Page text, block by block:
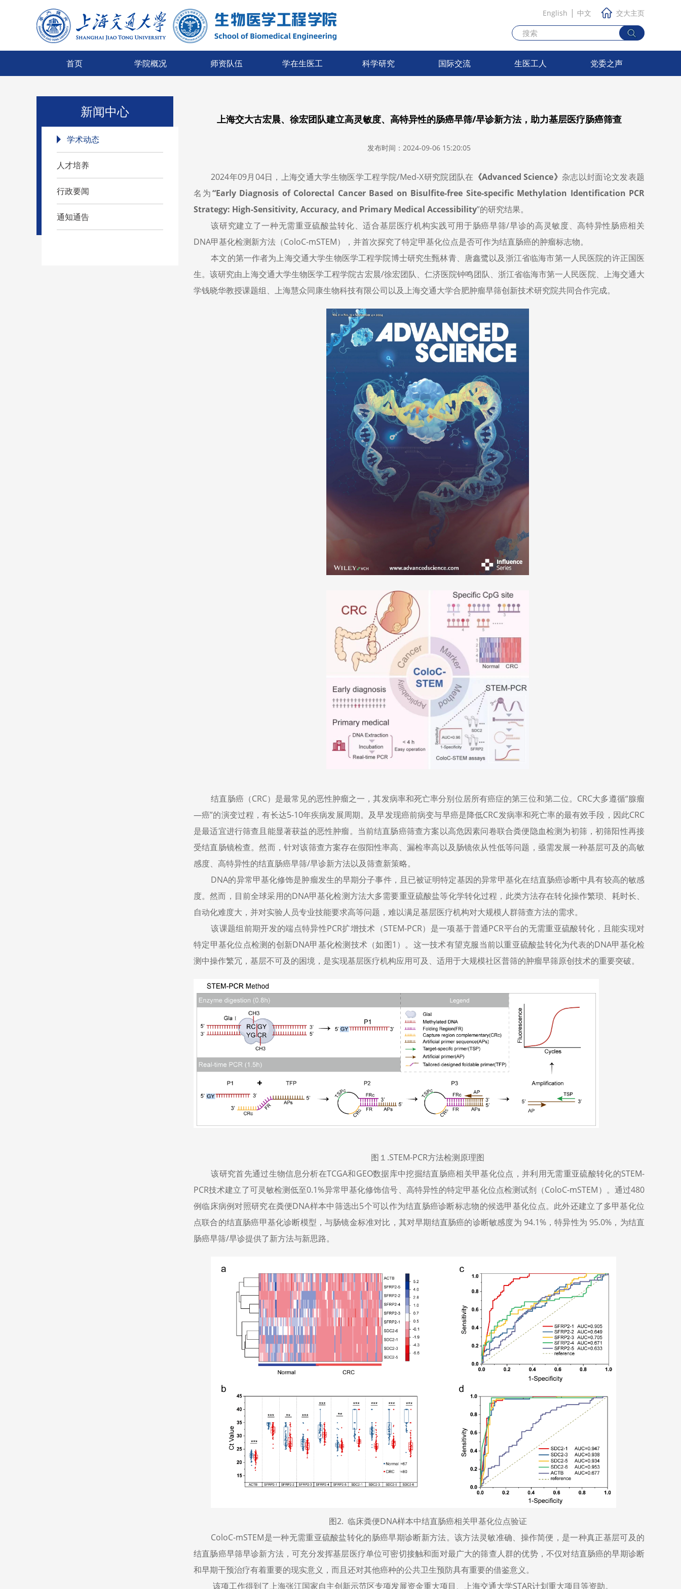
首页 学院概况 师资队伍 学在生医工 科学研究 国际交流 生医工人 党委之声
English | 中文 交大主页
新闻中心
学术动态
人才培养
行政要闻
通知通告
上海交大古宏晨、徐宏团队建立高灵敏度、高特异性的肠癌早筛/早诊新方法，助力基层医疗肠癌筛查
发布时间：2024-09-06 15:20:05
2024年09月04日，上海交通大学生物医学工程学院/Med-X研究院团队在 《Advanced Science》 杂志以封面论文发表题
名为“Early Diagnosis of Colorectal Cancer Based on Bisulfite-free Site-specific Methylation Identification PCR
Strategy: High-Sensitivity, Accuracy, and Primary Medical Accessibility”的研究结果。
该研究建立了一种无需重亚硫酸盐转化、适合基层医疗机构实践可用于肠癌早筛/早诊的高灵敏度、高特异性肠癌相关
DNA甲基化检测新方法（ColoC-mSTEM），并首次探究了特定甲基化位点是否可作为结直肠癌的肿瘤标志物。
本文的第一作者为上海交通大学生物医学工程学院博士研究生甄林青、唐鑫鹭以及浙江省临海市第一人民医院的许正国医
生。该研究由上海交通大学生物医学工程学院古宏晨/徐宏团队、仁济医院钟鸣团队、浙江省临海市第一人民医院、上海交通大
学钱晓华教授课题组、上海慧众同康生物科技有限公司以及上海交通大学合肥肿瘤早筛创新技术研究院共同合作完成。
结直肠癌（CRC）是最常见的恶性肿瘤之一，其发病率和死亡率分别位居所有癌症的第三位和第二位。CRC大多遵循“腺瘤
—癌”的演变过程，有长达5-10年疾病发展周期。及早发现癌前病变与早癌是降低CRC发病率和死亡率的最有效手段，因此CRC
是最适宜进行筛查且能显著获益的恶性肿瘤。当前结直肠癌筛查方案以高危因素问卷联合粪便隐血检测为初筛，初筛阳性再接
受结直肠镜检查。然而，针对该筛查方案存在假阳性率高、漏检率高以及肠镜依从性低等问题，亟需发展一种基层可及的高敏
感度、高特异性的结直肠癌早筛/早诊新方法以及筛查新策略。
DNA的异常甲基化修饰是肿瘤发生的早期分子事件，且已被证明特定基因的异常甲基化在结直肠癌诊断中具有较高的敏感
度。然而，目前全球采用的DNA甲基化检测方法大多需要重亚硫酸盐等化学转化过程，此类方法存在转化操作繁琐、耗时长、
自动化难度大，并对实验人员专业技能要求高等问题，难以满足基层医疗机构对大规模人群筛查方法的需求。
该课题组前期开发的端点特异性PCR扩增技术（STEM-PCR）是一项基于普通PCR平台的无需重亚硫酸转化，且能实现对
特定甲基化位点检测的创新DNA甲基化检测技术（如图1）。这一技术有望克服当前以重亚硫酸盐转化为代表的DNA甲基化检
测中操作繁冗，基层不可及的困境，是实现基层医疗机构应用可及、适用于大规模社区普筛的肿瘤早筛原创技术的重要突破。
图１.STEM-PCR方法检测原理图
该研究首先通过生物信息分析在TCGA和GEO数据库中挖掘结直肠癌相关甲基化位点，并利用无需重亚硫酸转化的STEM-
PCR技术建立了可灵敏检测低至0.1%异常甲基化修饰信号、高特异性的特定甲基化位点检测试剂（ColoC-mSTEM）。通过480
例临床病例对照研究在粪便DNA样本中筛选出5个可以作为结直肠癌诊断标志物的候选甲基化位点。此外还建立了多甲基化位
点联合的结直肠癌甲基化诊断模型，与肠镜金标准对比，其对早期结直肠癌的诊断敏感度为 94.1%，特异性为 95.0%，为结直
肠癌早筛/早诊提供了新方法与新思路。
图2. 临床粪便DNA样本中结直肠癌相关甲基化位点验证
ColoC-mSTEM是一种无需重亚硫酸盐转化的肠癌早期诊断新方法。该方法灵敏准确、操作简便，是一种真正基层可及的
结直肠癌早筛早诊新方法，可充分发挥基层医疗单位可密切接触和面对最广大的筛查人群的优势，不仅对结直肠癌的早期诊断
和早期干预治疗有着重要的现实意义，而且还对其他癌种的公共卫生预防具有重要的借鉴意义。
该项工作得到了上海张江国家自主创新示范区专项发展资金重大项目、上海交通大学STAR计划重大项目等资助。